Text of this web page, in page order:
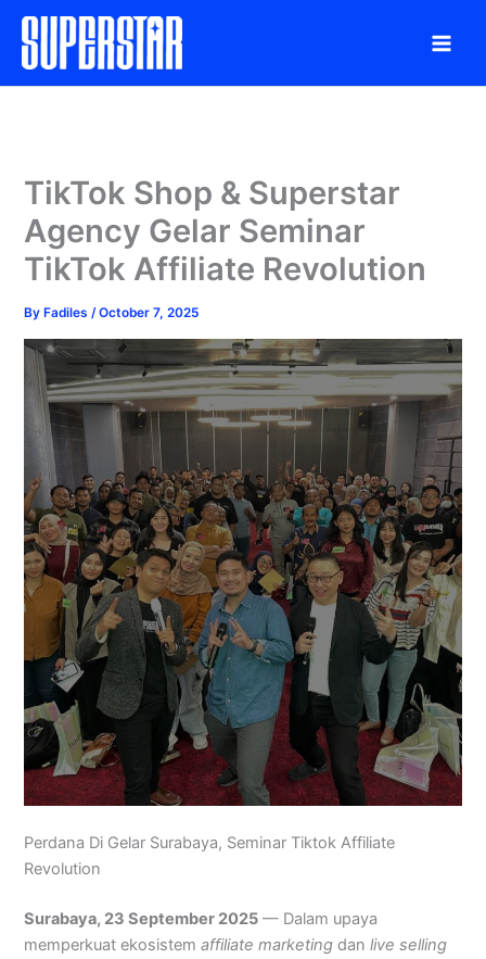
Skip
content
TikTok Shop & Superstar
Agency Gelar Seminar
TikTok Affiliate Revolution
By Fadiles/October 7, 2025
Perdana Di Gelar Surabaya, Seminar Tiktok Affiliate
Revolution
Surabaya, 23 September 2025 — Dalam upaya
memperkuat ekosistemaffiliate marketing danlive selling